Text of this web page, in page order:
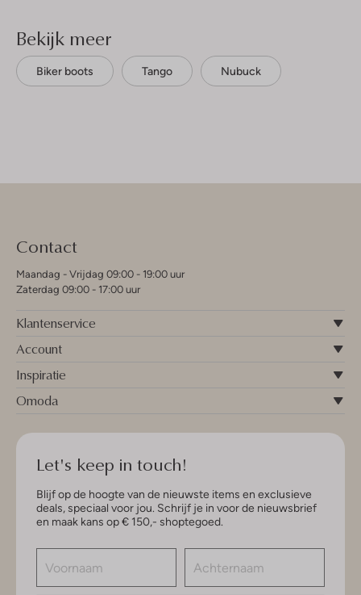
Bekijk meer
Biker boots Tango Nubuck
Contact
Maandag - Vrijdag 09:00 - 19:00 uur
Zaterdag 09:00 - 17:00 uur
Klantenservice
Account
Inspiratie
Omoda
Let's keep in touch!
Blijf op de hoogte van de nieuwste items en exclusieve
deals, speciaal voor jou. Schrijf je in voor de nieuwsbrief
en maak kans op € 150,- shoptegoed.